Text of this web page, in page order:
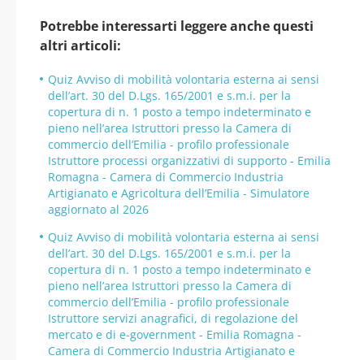
Potrebbe interessarti leggere anche questi
altri articoli:
Quiz Avviso di mobilità volontaria esterna ai sensi
dell’art. 30 del D.Lgs. 165/2001 e s.m.i. per la
copertura di n. 1 posto a tempo indeterminato e
pieno nell’area Istruttori presso la Camera di
commercio dell’Emilia - profilo professionale
Istruttore processi organizzativi di supporto - Emilia
Romagna - Camera di Commercio Industria
Artigianato e Agricoltura dell’Emilia - Simulatore
aggiornato al 2026
Quiz Avviso di mobilità volontaria esterna ai sensi
dell’art. 30 del D.Lgs. 165/2001 e s.m.i. per la
copertura di n. 1 posto a tempo indeterminato e
pieno nell’area Istruttori presso la Camera di
commercio dell’Emilia - profilo professionale
Istruttore servizi anagrafici, di regolazione del
mercato e di e-government - Emilia Romagna -
Camera di Commercio Industria Artigianato e